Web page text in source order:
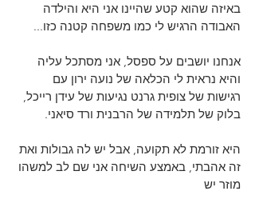
באיזה שהוא קטע שהיינו אני היא והילדה
האבודה הרגיש לי כמו משפחה קטנה כזו...
אנחנו יושבים על ספסל, אני מסתכל עליה
והיא נראית לי הכלאה של נועה ירון עם
רגישות של צופית גרנט נגיעות של עידן רייכל,
בלוק של תלמידה של הרבנית ורד סיאני.
היא זורמת לא תקועה, אבל יש לה גבולות ואת
זה אהבתי, באמצע השיחה אני שם לב למשהו
מוזר יש